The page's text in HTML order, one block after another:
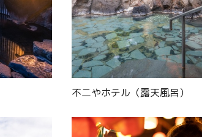
不二やホテル（露天風呂）